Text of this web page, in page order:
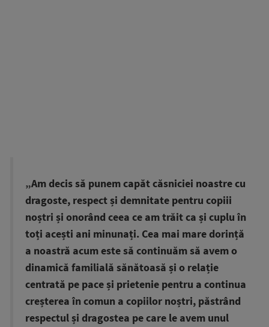
„Am decis să punem capăt căsniciei noastre cu
dragoste, respect și demnitate pentru copiii
noștri și onorând ceea ce am trăit ca și cuplu în
toți acești ani minunați. Cea mai mare dorință
a noastră acum este să continuăm să avem o
dinamică familială sănătoasă și o relație
centrată pe pace și prietenie pentru a continua
creșterea în comun a copiilor noștri, păstrând
respectul și dragostea pe care le avem unul